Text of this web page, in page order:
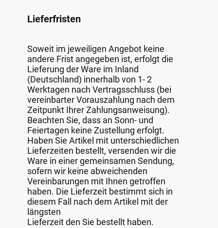
Lieferfristen
Soweit im jeweiligen Angebot keine
andere Frist angegeben ist, erfolgt die
Lieferung der Ware im Inland
(Deutschland) innerhalb von 1- 2
Werktagen nach Vertragsschluss (bei
vereinbarter Vorauszahlung nach dem
Zeitpunkt Ihrer Zahlungsanweisung).
Beachten Sie, dass an Sonn- und
Feiertagen keine Zustellung erfolgt.
Haben Sie Artikel mit unterschiedlichen
Lieferzeiten bestellt, versenden wir die
Ware in einer gemeinsamen Sendung,
sofern wir keine abweichenden
Vereinbarungen mit Ihnen getroffen
haben. Die Lieferzeit bestimmt sich in
diesem Fall nach dem Artikel mit der
längsten
Lieferzeit den Sie bestellt haben.